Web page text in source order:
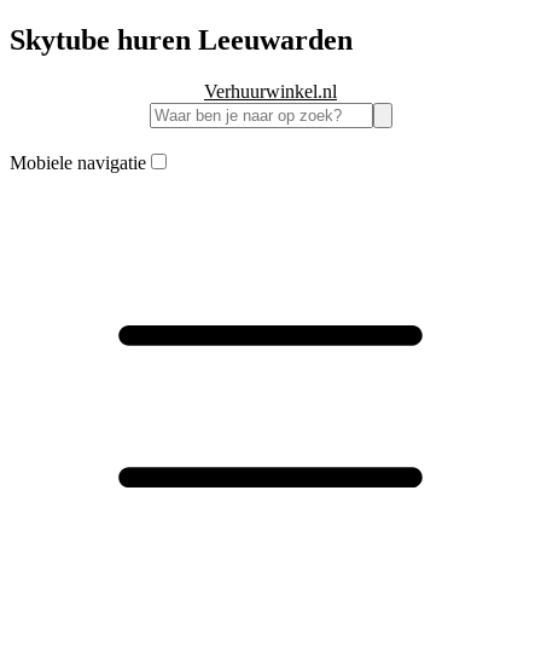
Skytube huren Leeuwarden
Verhuurwinkel.nl
Mobiele navigatie